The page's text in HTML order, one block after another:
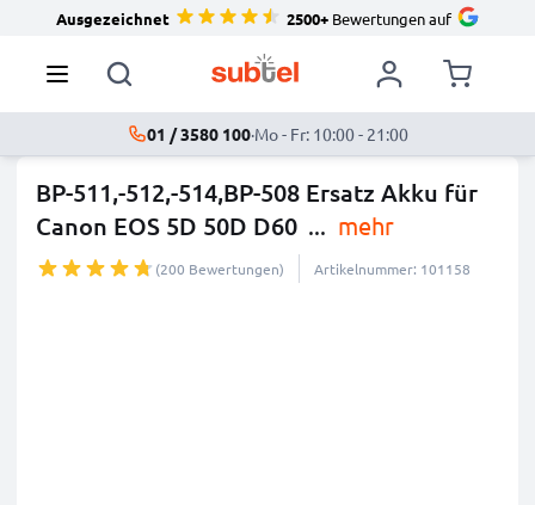
Ausgezeichnet 2500+Bewertungen auf
01 / 3580 100·Mo - Fr: 10:00 - 21:00
BP-511,-512,-514,BP-508 Ersatz Akku für
Canon EOS 5D 50D D60 ... mehr
(200 Bewertungen) Artikelnummer: 101158